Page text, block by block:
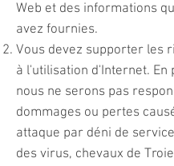
Web et des informations
avez fournies.
Vous devez supporter les
à l'utilisation d'Internet. En
nous ne serons pas
dommages ou pertes
attaque par déni de
des virus, chevaux de